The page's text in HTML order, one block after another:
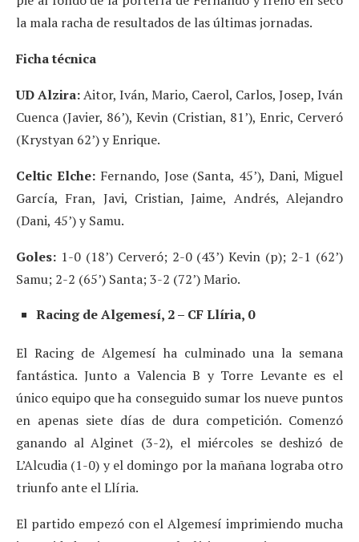
la mala racha de resultados de las últimas jornadas.
Ficha técnica
UD Alzira:Aitor, Iván, Mario, Caerol, Carlos, Josep, Iván
Cuenca (Javier, 86’), Kevin (Cristian, 81’), Enric, Cerveró
(Krystyan 62’) y Enrique.
Celtic Elche:Fernando, Jose (Santa, 45’), Dani, Miguel
García, Fran, Javi, Cristian, Jaime, Andrés, Alejandro
(Dani, 45’) y Samu.
Goles: 1-0 (18’) Cerveró; 2-0 (43’) Kevin (p); 2-1 (62’)
Samu; 2-2 (65’) Santa; 3-2 (72’) Mario.
Racing de Algemesí, 2 – CF Llíria, 0
El Racing de Algemesí ha culminado una la semana
fantástica. Junto a Valencia B y Torre Levante es el
único equipo que ha conseguido sumar los nueve puntos
en apenas siete días de dura competición. Comenzó
ganando al Alginet (3-2), el miércoles se deshizó de
L’Alcudia (1-0) y el domingo por la mañana lograba otro
triunfo ante el Llíria.
El partido empezó con el Algemesí imprimiendo mucha